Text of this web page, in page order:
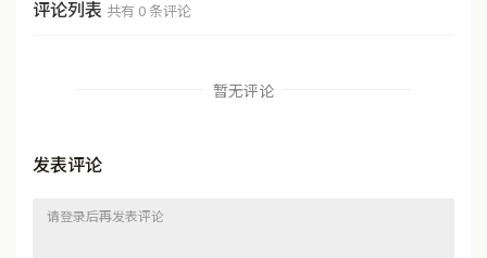
评论列表 共有 0 条评论
暂无评论
发表评论